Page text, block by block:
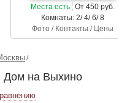
Места есть От 450 руб.
Комнаты: 2/ 4/ 6/ 8
Фото / Контакты / Цены
на Выхино